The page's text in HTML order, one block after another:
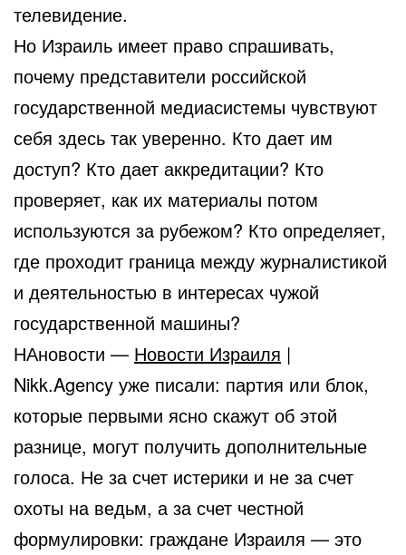
телевидение.
Но Израиль имеет право спрашивать,
почему представители российской
государственной медиасистемы чувствуют
себя здесь так уверенно. Кто дает им
доступ? Кто дает аккредитации? Кто
проверяет, как их материалы потом
используются за рубежом? Кто определяет,
где проходит граница между журналистикой
и деятельностью в интересах чужой
государственной машины?
НАновости — Новости Израиля |
Nikk.Agency уже писали: партия или блок,
которые первыми ясно скажут об этой
разнице, могут получить дополнительные
голоса. Не за счет истерики и не за счет
охоты на ведьм, а за счет честной
формулировки: граждане Израиля — это